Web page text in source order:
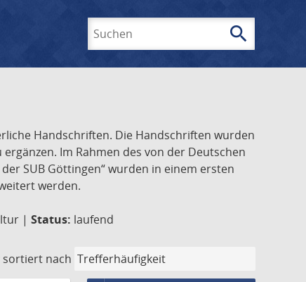
search
Handschriften. Die Handschriften wurden
Im Rahmen des von der Deutschen
SUB Göttingen“ wurden in einem ersten
werden.
| Status: laufend
sortiert nach